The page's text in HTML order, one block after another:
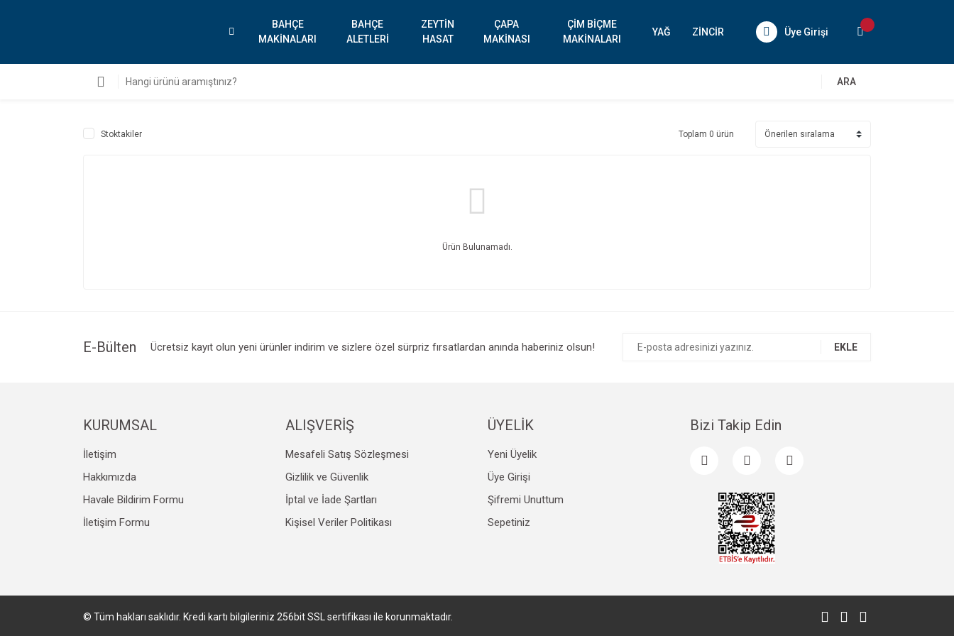
BAHÇE
MAKİNALARI
BAHÇE
ALETLERİ
ZEYTİN
HASAT
ÇAPA
MAKİNASI
ÇİM BİÇME
MAKİNALARI
YAĞ ZİNCİR Üye Girişi
ARA
Stoktakiler Toplam 0 ürün
Ürün Bulunamadı.
E-Bülten Ücretsiz kayıt olun yeni ürünler indirim ve sizlere özel sürpriz fırsatlardan anında haberiniz olsun! EKLE
KURUMSAL
İletişim
Hakkımızda
Havale Bildirim Formu
İletişim Formu
ALIŞVERİŞ
Mesafeli Satış Sözleşmesi
Gizlilik ve Güvenlik
İptal ve İade Şartları
Kişisel Veriler Politikası
ÜYELİK
Yeni Üyelik
Üye Girişi
Şifremi Unuttum
Sepetiniz
Bizi Takip Edin
© Tüm hakları saklıdır. Kredi kartı bilgileriniz 256bit SSL sertifikası ile korunmaktadır.